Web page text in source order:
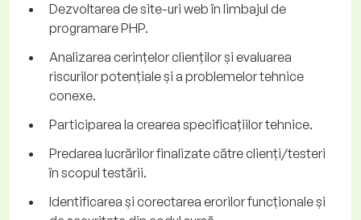
Dezvoltarea de site-uri web în limbajul de
programare PHP.
Analizarea cerințelor clienților și evaluarea
riscurilor potențiale și a problemelor tehnice
conexe.
Participarea la crearea specificațiilor tehnice.
Predarea lucrărilor finalizate către clienți/testeri
în scopul testării.
Identificarea și corectarea erorilor funcționale și